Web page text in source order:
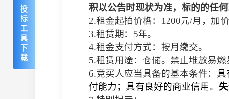
积以公告时现状为准， 标的的任
2.租金起拍价格： 1200元/月，加
3.租赁期： 5年。
4.租金支付方式：按月 缴交。
5.租赁用途：仓储。禁止堆放易燃
6.竞买人应当具备的基本条件： 具
付能力；具有良好的商业信用。
投
标
工
具
下
载